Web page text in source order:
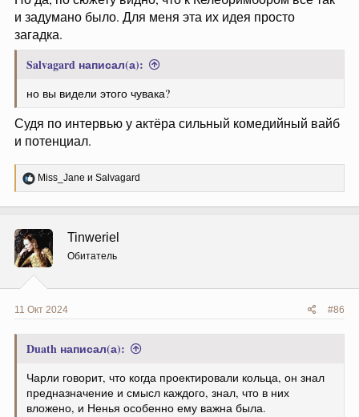
и задумано было. Для меня эта их идея просто
загадка.
Salvagard написал(а):
но вы видели этого чувака?
Судя по интервью у актёра сильный комедийный вайб
и потенциал.
Р
е
ц
и
:
Miss_Jane и Salvagard
Tinweriel
Обитатель
11 Окт 2024 #86
Duath написал(а):
Чарли говорит, что когда проектировали кольца, он знал
предназначение и смысл каждого, знал, что в них
вложено, и Ненья особенно ему важна была.